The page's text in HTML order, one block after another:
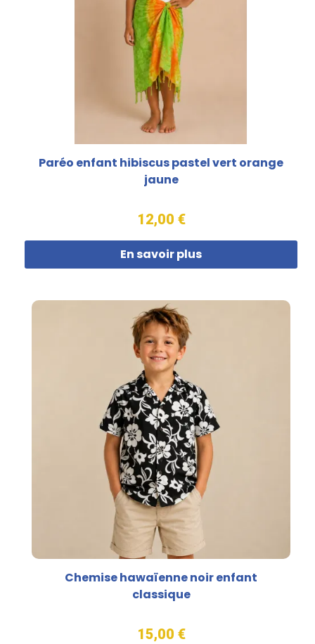
Paréo enfant hibiscus pastel vert orange
jaune
12,00 €
En savoir plus
Chemise hawaïenne noir enfant
classique
15,00 €